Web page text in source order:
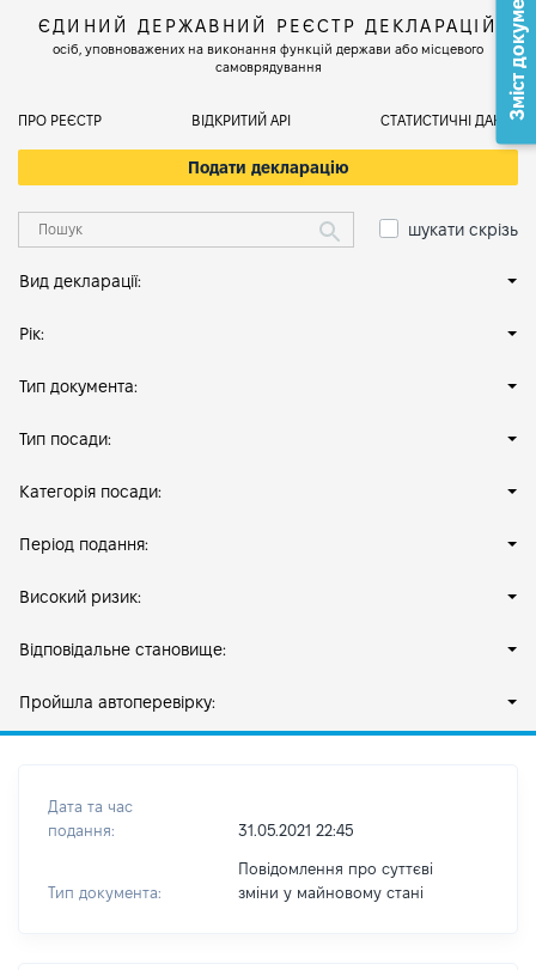
ЄДИНИЙ ДЕРЖАВНИЙ РЕЄСТР ДЕКЛАРАЦІЙ
осіб, уповноважених на виконання функцій держави або місцевого
самоврядування
ПРО РЕЄСТР ВІДКРИТИЙ АРІ СТАТИСТИЧНІ ДАНІ
Подати декларацію
шукати скрізь
Вид декларації:
Рік:
Тип документа:
Тип посади:
Категорія посади:
Період подання:
Високий ризик:
Відповідальне становище:
Пройшла автоперевірку:
Дата та час
подання:
31.05.2021 22:45
Тип документа:
Повідомлення про суттєві
зміни y майновому стані
Зміст документа